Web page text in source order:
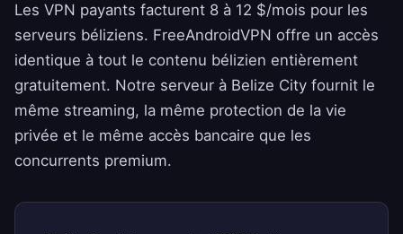
Les VPN payants facturent 8 à 12 $/mois pour les
serveurs béliziens. FreeAndroidVPN offre un accès
identique à tout le contenu bélizien entièrement
gratuitement. Notre serveur à Belize City fournit le
même streaming, la même protection de la vie
privée et le même accès bancaire que les
concurrents premium.